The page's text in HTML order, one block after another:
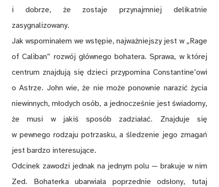
i dobrze, że zostaje przynajmniej delikatnie
zasygnalizowany.
Jak wspominałem we wstępie, najważniejszy jest w „Rage
of Caliban” rozwój głównego bohatera. Sprawa, w której
centrum znajdują się dzieci przypomina Constantine’owi
o Astrze. John wie, że nie może ponownie narazić życia
niewinnych, młodych osób, a jednocześnie jest świadomy,
że musi w jakiś sposób zadziałać. Znajduje się
w pewnego rodzaju potrzasku, a śledzenie jego zmagań
jest bardzo interesujące.
Odcinek zawodzi jednak na jednym polu — brakuje w nim
Zed. Bohaterka ubarwiała poprzednie odsłony, tutaj